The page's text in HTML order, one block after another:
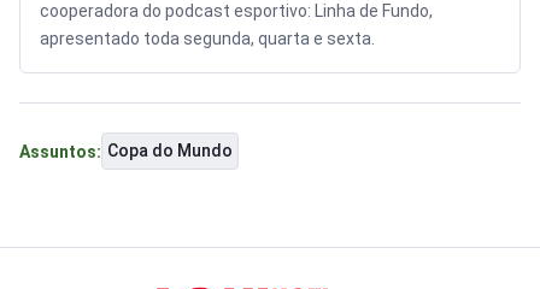
cooperadora do podcast esportivo: Linha de Fundo,
apresentado toda segunda, quarta e sexta.
Assuntos: Copa do Mundo